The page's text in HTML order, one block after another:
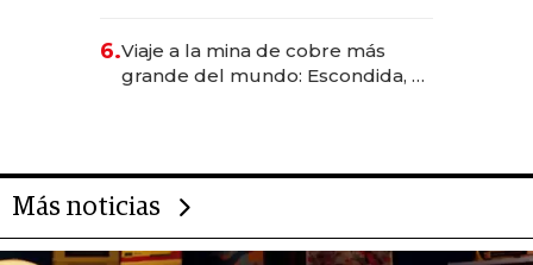
6.Viaje a la mina de cobre más
grande del mundo: Escondida, el
Más noticias